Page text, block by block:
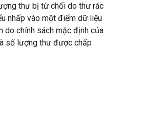
thư bị từ chối do thư rác
nhấp vào một điểm dữ liệu
do chính sách mặc định của
số lượng thư được chấp